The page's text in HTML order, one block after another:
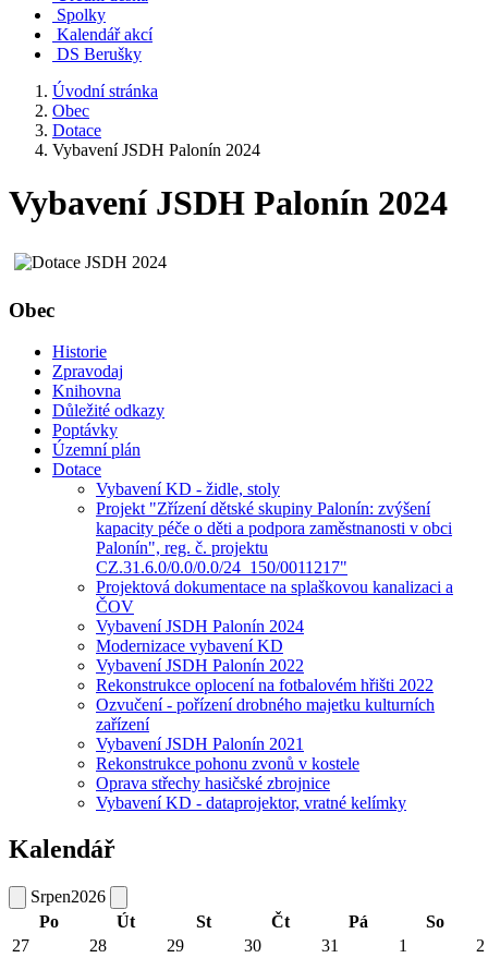
Spolky
Kalendář akcí
DS Berušky
Úvodní stránka
Obec
Dotace
Vybavení JSDH Palonín 2024
Vybavení JSDH Palonín 2024
Obec
Historie
Zpravodaj
Knihovna
Důležité odkazy
Poptávky
Územní plán
Dotace
Vybavení KD - židle, stoly
Projekt "Zřízení dětské skupiny Palonín: zvýšení
kapacity péče o děti a podpora zaměstnanosti v obci
Palonín", reg. č. projektu
CZ.31.6.0/0.0/0.0/24_150/0011217"
Projektová dokumentace na splaškovou kanalizaci a
ČOV
Vybavení JSDH Palonín 2024
Modernizace vybavení KD
Vybavení JSDH Palonín 2022
Rekonstrukce oplocení na fotbalovém hřišti 2022
Ozvučení - pořízení drobného majetku kulturních
zařízení
Vybavení JSDH Palonín 2021
Rekonstrukce pohonu zvonů v kostele
Oprava střechy hasičské zbrojnice
Vybavení KD - dataprojektor, vratné kelímky
Kalendář
Srpen2026
Po
Út St Čt Pá
So
27
28 29 30 31 1 2